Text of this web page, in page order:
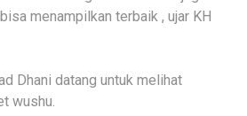
menampilkan terbaik , ujar KH
Dhani datang untuk melihat
wushu.